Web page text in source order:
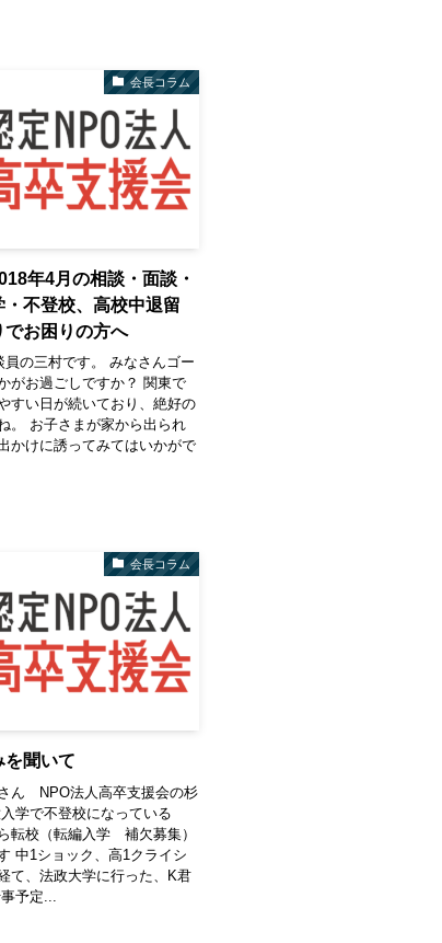
会長コラム
年4月の相談・面談・
不登校、高校中退留
お困りの方へ
の三村です。 みなさんゴー
がお過ごしですか？ 関東で
すい日が続いており、絶好の
。 お子さまが家から出られ
かけに誘ってみてはいかがで
会長コラム
を聞いて
ん NPO法人高卒支援会の杉
学で不登校になっている
転校（転編入学 補欠募集）
中1ショック、高1クライシ
て、法政大学に行った、K君
予定...